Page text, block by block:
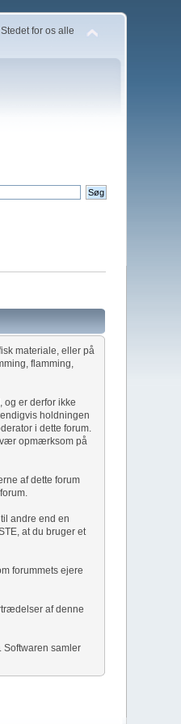
Stedet for os alle
materiale, eller på
flamming,
og er derfor ikke
holdningen
i dette forum.
vær opmærksom på
af dette forum
andre end en
at du bruger et
forummets ejere
af denne
Softwaren samler